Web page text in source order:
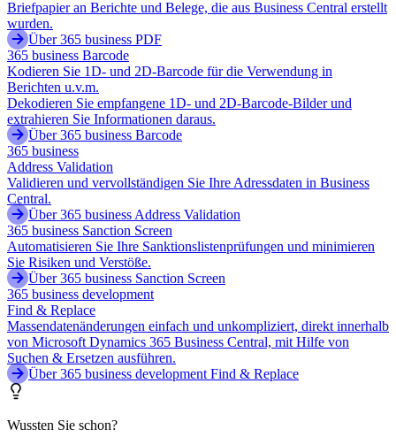
Briefpapier an Berichte und Belege, die aus Business Central erstellt
wurden.
Über 365 business PDF
365 business Barcode
Kodieren Sie 1D- und 2D-Barcode für die Verwendung in
Berichten u.v.m.
Dekodieren Sie empfangene 1D- und 2D-Barcode-Bilder und
extrahieren Sie Informationen daraus.
Über 365 business Barcode
365 business
Address Validation
Validieren und vervollständigen Sie Ihre Adressdaten in Business
Central.
Über 365 business Address Validation
365 business Sanction Screen
Automatisieren Sie Ihre Sanktionslistenprüfungen und minimieren
Sie Risiken und Verstöße.
Über 365 business Sanction Screen
365 business development
Find & Replace
Massendatenänderungen einfach und unkompliziert, direkt innerhalb
von Microsoft Dynamics 365 Business Central, mit Hilfe von
Suchen & Ersetzen ausführen.
Über 365 business development Find & Replace
Wussten Sie schon?